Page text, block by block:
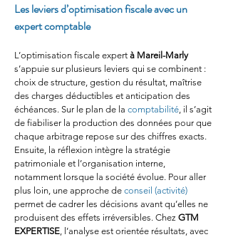
Les leviers d’optimisation fiscale avec un
expert comptable
L’optimisation fiscale expert à Mareil-Marly
s’appuie sur plusieurs leviers qui se combinent :
choix de structure, gestion du résultat, maîtrise
des charges déductibles et anticipation des
échéances. Sur le plan de la comptabilité, il s’agit
de fiabiliser la production des données pour que
chaque arbitrage repose sur des chiffres exacts.
Ensuite, la réflexion intègre la stratégie
patrimoniale et l’organisation interne,
notamment lorsque la société évolue. Pour aller
plus loin, une approche de conseil (activité)
permet de cadrer les décisions avant qu’elles ne
produisent des effets irréversibles. Chez GTM
EXPERTISE, l’analyse est orientée résultats, avec